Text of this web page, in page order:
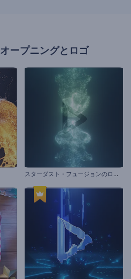
オープニングとロゴ
ス
ターダスト・フュージョンのロゴ動画